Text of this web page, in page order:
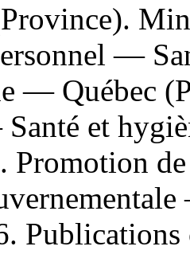
—
— Québec
et
Promotion